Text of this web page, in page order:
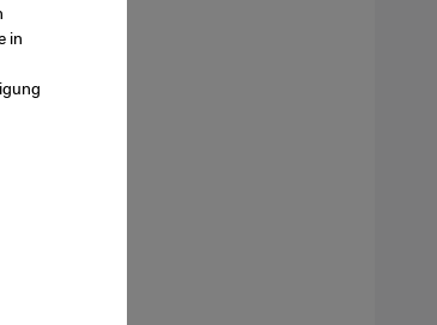
in
Maps Embed, Google Tag Manager, Instagram Embed,